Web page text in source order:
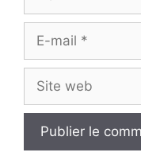
mail
web